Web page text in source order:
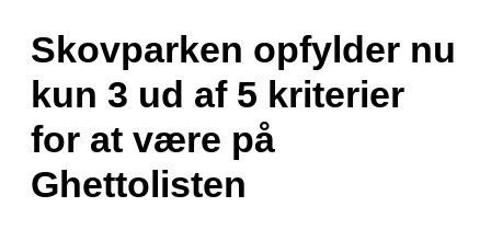
Skovparken opfylder nu
kun 3 ud af 5 kriterier
for at være på
Ghettolisten